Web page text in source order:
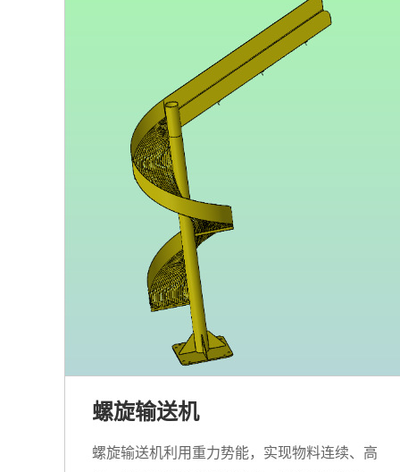
螺旋输送机
螺旋输送机利用重力势能，实现物料连续、高